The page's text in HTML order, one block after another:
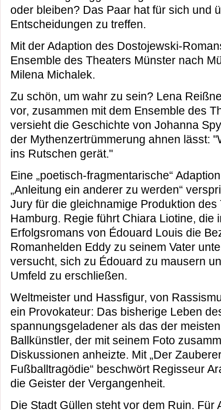
oder bleiben? Das Paar hat für sich und
Entscheidungen zu treffen.
Mit der Adaption des Dostojewski-
Ensemble des Theaters Münster nach
Milena Michalek.
Zu schön, um wahr zu sein? Lena
vor, zusammen mit dem Ensemble des
versieht die Geschichte von Johanna
der Mythenzertrümmerung ahnen lässt:
ins Rutschen gerät."
Eine „poetisch-fragmentarische“
„Anleitung ein anderer zu werden“
Jury für die gleichnamige Produktion
Hamburg. Regie führt Chiara Liotine, die
Erfolgsromans von Édouard Louis die
Romanhelden Eddy zu seinem Vater
versucht, sich zu Édouard zu mausern
Umfeld zu erschließen.
Weltmeister und Hassfigur, von
ein Provokateur: Das bisherige Leben
spannungsgeladener als das der
Ballkünstler, der mit seinem Foto
Diskussionen anheizte. Mit „Der
Fußballtragödie“ beschwört Regisseur
die Geister der Vergangenheit.
Die Stadt Güllen steht vor dem Ruin. Für